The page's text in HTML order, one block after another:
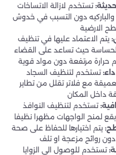
تستخدم لازالة الاتساخات
والباركيه دون التسبب في خدوش
الارضية
يتم الاعتماد عليها في تنظيف
حيث تساعد على القضاء
حرارة مرتفعة دون مواد قوية
تستخدم لتنظيف السجاد
مع فلاتر تقلل من تطاير
داخل المكان
تستخدم لتنظيف النوافذ
لمنح الواجهات مظهرا نظيفا
يتم اختيارها للحفاظ على صحة
روائح مزعجة او تلف
تستخدم للوصول الى الزوايا